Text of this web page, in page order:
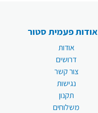
אודות פעמית סטור
אודות
דרושים
צור קשר
נגישות
תקנון
משלוחים